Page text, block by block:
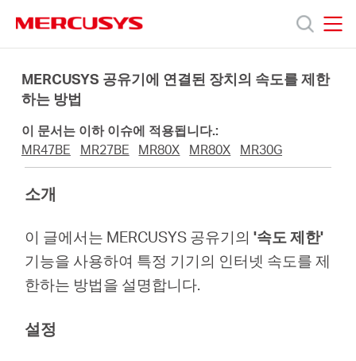
navigation
MERCUSYS 공유기에 연결된 장치의 속도를 제한
하는 방법
이 문서는 이하 이슈에 적용됩니다.:
MR47BE
MR27BE MR80X MR80X MR30G
소개
이 글에서는 MERCUSYS 공유기의'속도 제한'
기능을 사용하여 특정 기기의 인터넷 속도를 제
한하는 방법을 설명합니다.
설정